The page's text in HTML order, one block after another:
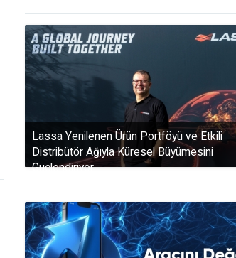
Lassa Yenilenen Ürün Portföyü ve Etkili
Distribütör Ağıyla Küresel Büyümesini
Güçlendiriyor